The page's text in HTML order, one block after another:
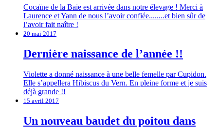
Cocaïne de la Baie est arrivée dans notre élevage ! Merci à
Laurence et Yann de nous l’avoir confiée........et bien sûr de
l’avoir fait naître !
20 mai 2017
Dernière naissance de l’année !!
Violette a donné naissance à une belle femelle par Cupidon.
Elle s’appellera Hibiscus du Vern. En pleine forme et je suis
déjà grande !!
15 avril 2017
Un nouveau baudet du poitou dans